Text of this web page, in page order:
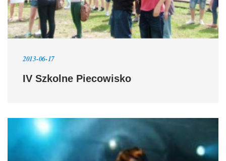
2013-06-17
IV Szkolne Piecowisko